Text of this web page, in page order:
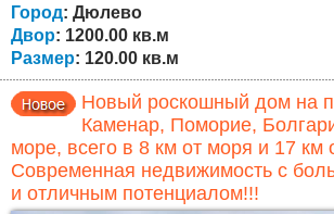
Город: Дюлево
Двор: 1200.00 кв.м
Размер: 120.00 кв.м
Новый роскошный дом на
Каменар, Поморие,
море, всего в 8 км от моря и 17 км
Современная недвижимость с
и отличным потенциалом!!!